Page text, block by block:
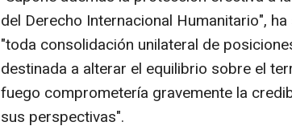
del Derecho Internacional Humanitario",
"toda consolidación unilateral de
destinada a alterar el equilibrio sobre el
fuego comprometería gravemente la
sus perspectivas".